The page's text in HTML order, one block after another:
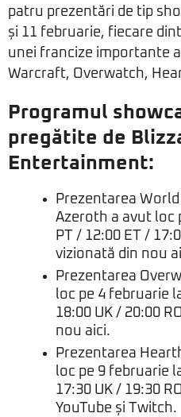
patru prezentări de tip
și 11 februarie, fiecare
unei francize importante
Warcraft, Overwatch,
Programul
pregătite de
Entertainment:
Prezentarea
Azeroth a avut loc
PT / 12:00 ET /
vizionată din nou
Prezentarea
loc pe 4 februarie
18:00 UK / 20:00
nou aici.
Prezentarea
loc pe 9 februarie
17:30 UK / 19:30
YouTube și Twitch.